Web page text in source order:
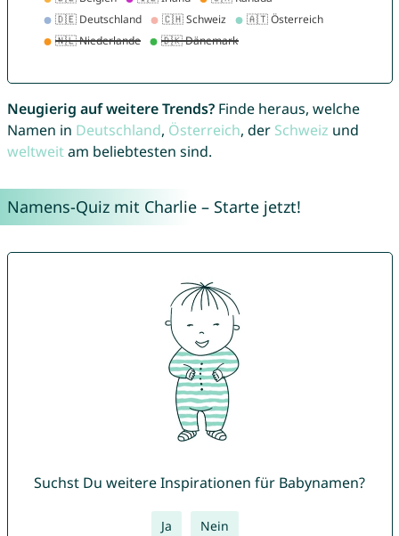
Neugierig auf weitere Trends?Finde heraus, welche
Namen in Deutschland, Österreich, der Schweiz und
weltweitam beliebtesten sind.
Namens-Quiz mit Charlie – Starte jetzt!
Suchst Du weitere Inspirationen für Babynamen?
Ja Nein